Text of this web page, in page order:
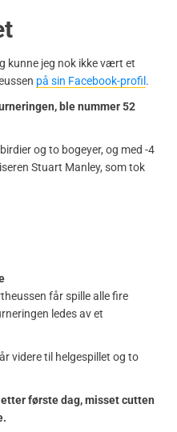
kunne jeg nok ikke vært et
på sin Facebook-profil .
ble nummer 52
og to bogeyer, og med -4
Stuart Manley, som tok
får spille alle fire
ledes av et
videre til helgespillet og to
første dag, misset cutten